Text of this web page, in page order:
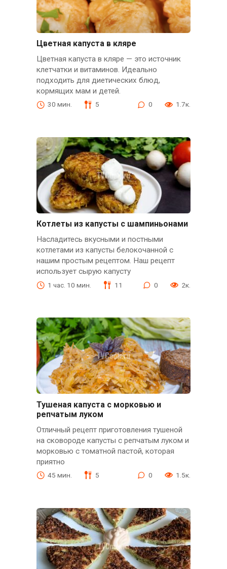
Цветная капуста в кляре
Цветная капуста в кляре — это источник
клетчатки и витаминов. Идеально
подходить для диетических блюд,
кормящих мам и детей.
30 мин. 5 0 1.7к.
Котлеты из капусты с шампиньонами
Насладитесь вкусными и постными
котлетами из капусты белокочанной с
нашим простым рецептом. Наш рецепт
использует сырую капусту
1 час. 10 мин. 11 0 2к.
Тушеная капуста с морковью и
репчатым луком
Отличный рецепт приготовления тушеной
на сковороде капусты с репчатым луком и
морковью с томатной пастой, которая
приятно
45 мин. 5 0 1.5к.